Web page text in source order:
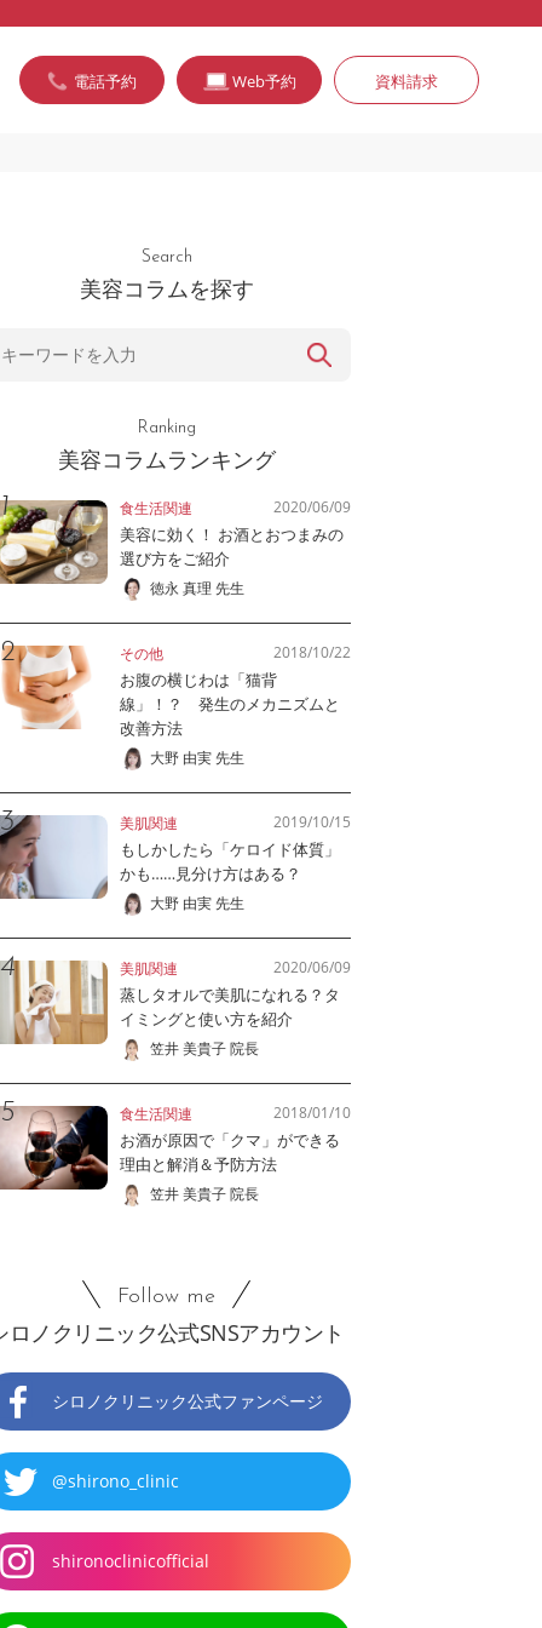
電話予約 Web予約 資料請求
Search
美容コラムを探す
Ranking
美容コラムランキング
食生活関連 2020/06/09
美容に効く！ お酒とおつまみの
選び方をご紹介
徳永 真理 先生
その他 2018/10/22
お腹の横じわは「猫背
線」！？ 発生のメカニズムと
改善方法
大野 由実 先生
美肌関連 2019/10/15
もしかしたら「ケロイド体質」
かも……見分け方はある？
大野 由実 先生
美肌関連 2020/06/09
蒸しタオルで美肌になれる？タ
イミングと使い方を紹介
笠井 美貴子 院長
食生活関連 2018/01/10
お酒が原因で「クマ」ができる
理由と解消＆予防方法
笠井 美貴子 院長
Follow me
ロノクリニック公式SNSアカウント
シロノクリニック公式ファンページ
@shirono_clinic
shironoclinicofficial